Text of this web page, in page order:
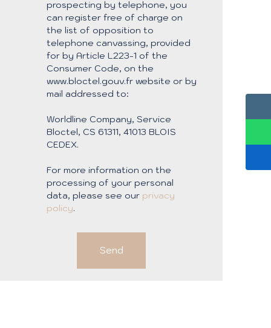
prospecting by telephone, you
can register free of charge on
the list of opposition to
telephone canvassing, provided
for by Article L223-1 of the
Consumer Code, on the
www.bloctel.gouv.fr website or by
mail addressed to:
Worldline Company, Service
Bloctel, CS 61311, 41013 BLOIS
CEDEX.
For more information on the
processing of your personal
data, please see our privacy
policy.
Send